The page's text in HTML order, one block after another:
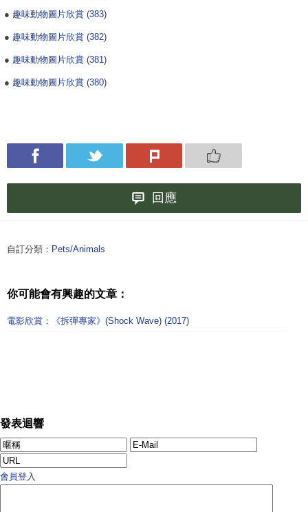
● 趣味動物圖片欣賞 (383)
● 趣味動物圖片欣賞 (382)
● 趣味動物圖片欣賞 (381)
● 趣味動物圖片欣賞 (380)
回應
自訂分類： Pets/Animals
你可能會有興趣的文章：
電影欣賞：《拆彈專家》(Shock Wave) (2017)
發表迴響
會員登入